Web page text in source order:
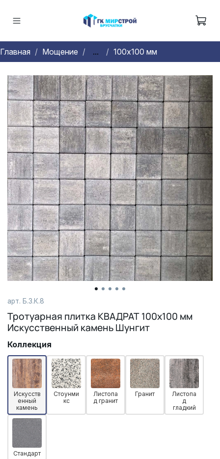
Главная Мощение ... 100х100 мм
арт. Б.3.К.8
Тротуарная плитка КВАДРАТ 100х100 мм
Искусственный камень Шунгит
Коллекция
Искусств
енный
камень
Стоунми
кс
Листопа
д гранит
Гранит
Листопа
д
гладкий
Стандарт